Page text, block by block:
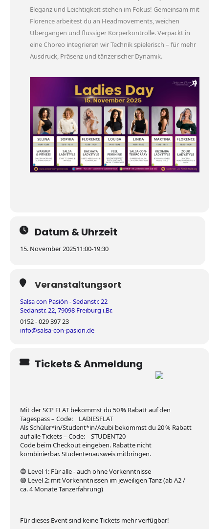
Eleganz und Leichtigkeit stehen im Fokus! Gemeinsam mit
Florence arbeitest du an Headmovements, weichen
Übergängen und flüssiger Körperkontrolle. Verpackt in
eine Choreo integrieren wir Technik spielerisch – für mehr
Ausdruck, Präsenz und tänzerischer Dynamik.
Datum & Uhrzeit
15. November 202511:00-19:30
Veranstaltungsort
Salsa con Pasión - Sedanstr. 22
Sedanstr. 22, 79098 Freiburg i.Br.
0152 - 029 397 23
info@salsa-con-pasion.de
Tickets & Anmeldung
Mit der SCP FLAT bekommst du 50 % Rabatt auf den
Tagespass – Code: LADIESFLAT
Als Schüler*in/Student*in/Azubi bekommst du 20 % Rabatt
auf alle Tickets – Code: STUDENT20
Code beim Checkout eingeben. Rabatte nicht
kombinierbar. Studentenausweis mitbringen.
🔵 Level 1: Für alle - auch ohne Vorkenntnisse
🟢 Level 2: mit Vorkenntnissen im jeweiligen Tanz (ab A2 /
ca. 4 Monate Tanzerfahrung)
Für dieses Event sind keine Tickets mehr verfügbar!